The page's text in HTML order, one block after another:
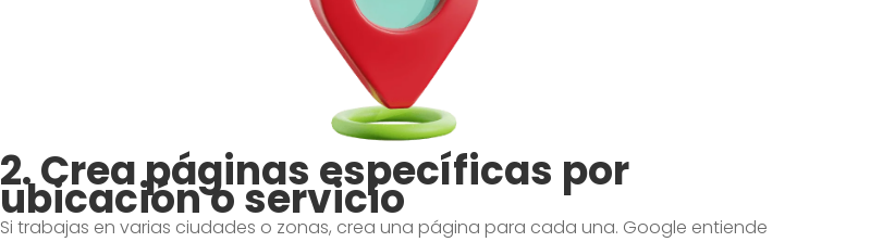
2.Crea páginas específicas por
ubicación o servicio
Si trabajas en varias ciudades o zonas, crea una página para cada una. Google entiende